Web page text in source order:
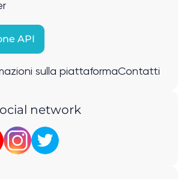
API
sulla piattaformaContatti
network